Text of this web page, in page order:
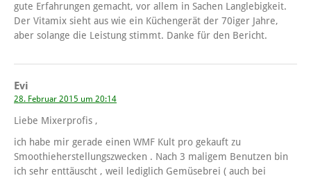
gute Erfahrungen gemacht, vor allem in Sachen Langlebigkeit.
Der Vitamix sieht aus wie ein Küchengerät der 70iger Jahre,
aber solange die Leistung stimmt. Danke für den Bericht.
Evi
28. Februar 2015 um 20:14
Liebe Mixerprofis ,
ich habe mir gerade einen WMF Kult pro gekauft zu
Smoothieherstellungszwecken . Nach 3 maligem Benutzen bin
ich sehr enttäuscht , weil lediglich Gemüsebrei ( auch bei